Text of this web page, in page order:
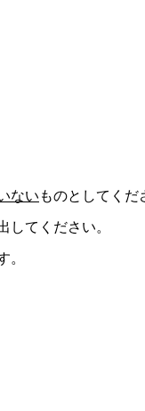
ないものとしてくだ
てください。